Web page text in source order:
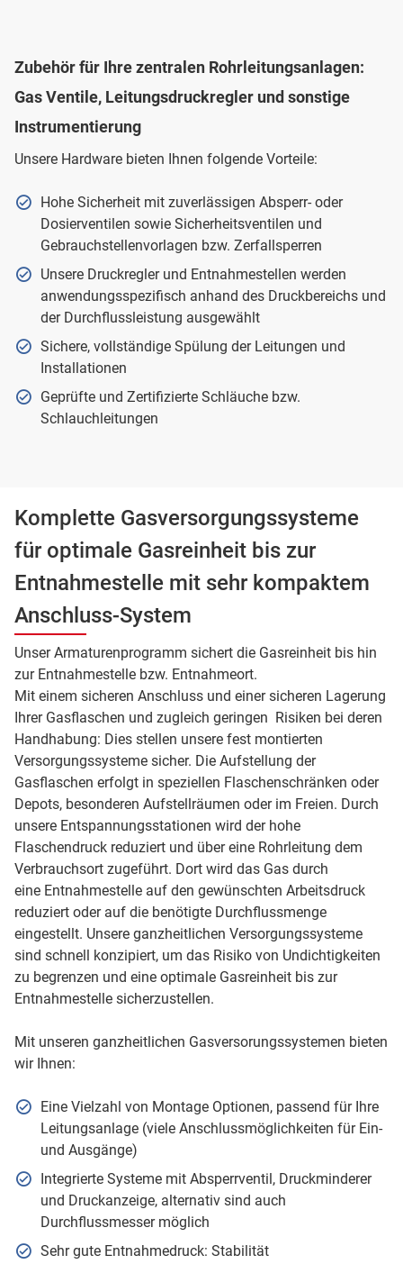
Zubehör für Ihre zentralen Rohrleitungsanlagen:
Gas Ventile, Leitungsdruckregler und sonstige
Instrumentierung
Unsere Hardware bieten Ihnen folgende Vorteile:
Hohe Sicherheit mit zuverlässigen Absperr- oder
Dosierventilen sowie Sicherheitsventilen und
Gebrauchstellenvorlagen bzw. Zerfallsperren
Unsere Druckregler und Entnahmestellen werden
anwendungsspezifisch anhand des Druckbereichs und
der Durchflussleistung ausgewählt
Sichere, vollständige Spülung der Leitungen und
Installationen
Geprüfte und Zertifizierte Schläuche bzw.
Schlauchleitungen
Komplette Gasversorgungssysteme
für optimale Gasreinheit bis zur
Entnahmestelle mit sehr kompaktem
Anschluss-System
Unser Armaturenprogramm sichert die Gasreinheit bis hin
zur Entnahmestelle bzw. Entnahmeort.
Mit einem sicheren Anschluss und einer sicheren Lagerung
Ihrer Gasflaschen und zugleich geringen Risiken bei deren
Handhabung: Dies stellen unsere fest montierten
Versorgungssysteme sicher. Die Aufstellung der
Gasflaschen erfolgt in speziellen Flaschenschränken oder
Depots, besonderen Aufstellräumen oder im Freien. Durch
unsere Entspannungsstationen wird der hohe
Flaschendruck reduziert und über eine Rohrleitung dem
Verbrauchsort zugeführt. Dort wird das Gas durch
eine Entnahmestelle auf den gewünschten Arbeitsdruck
reduziert oder auf die benötigte Durchflussmenge
eingestellt. Unsere ganzheitlichen Versorgungssysteme
sind schnell konzipiert, um das Risiko von Undichtigkeiten
zu begrenzen und eine optimale Gasreinheit bis zur
Entnahmestelle sicherzustellen.
Mit unseren ganzheitlichen Gasversorungssystemen bieten
wir Ihnen:
Eine Vielzahl von Montage Optionen, passend für Ihre
Leitungsanlage (viele Anschlussmöglichkeiten für Ein-
und Ausgänge)
Integrierte Systeme mit Absperrventil, Druckminderer
und Druckanzeige, alternativ sind auch
Durchflussmesser möglich
Sehr gute Entnahmedruck: Stabilität